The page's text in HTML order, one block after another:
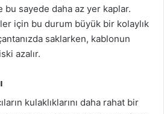
bu sayede daha az yer kaplar.
için bu durum büyük bir kolaylık
saklarken, kablonun
azalır.
kulaklıklarını daha rahat bir